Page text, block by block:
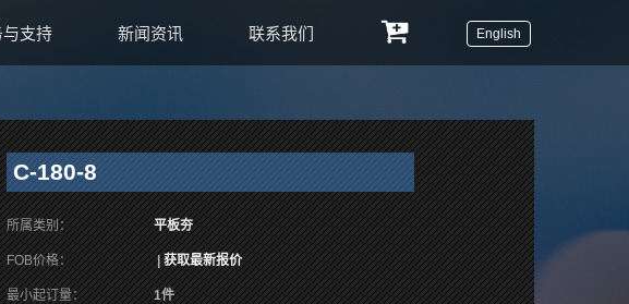
支持 新闻资讯 联系我们 English
C-180-8
所属类别： 平板夯
FOB价格： |获取最新报价
最小起订量： 1件